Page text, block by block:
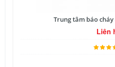
Trung tâm báo cháy
Liên